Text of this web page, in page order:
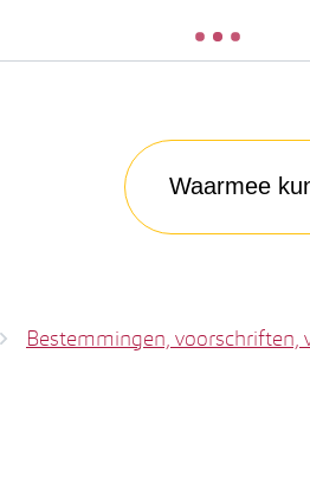
Waarmee
Bestemmingen, voorschriften,